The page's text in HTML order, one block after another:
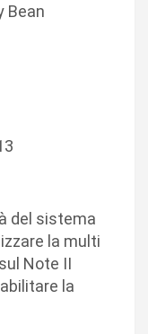
Bean
del sistema
la multi
Note II
la